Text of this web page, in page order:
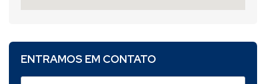
ENTRAMOS EM CONTATO